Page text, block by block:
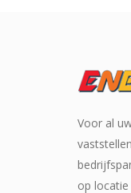
Voor al
op locatie